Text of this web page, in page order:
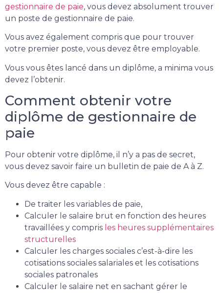
gestionnaire de paie, vous devez absolument trouver
un poste de gestionnaire de paie.
Vous avez également compris que pour trouver
votre premier poste, vous devez être employable.
Vous vous êtes lancé dans un diplôme, a minima vous
devez l’obtenir.
Comment obtenir votre
diplôme de gestionnaire de
paie
Pour obtenir votre diplôme, il n’y a pas de secret,
vous devez savoir faire un bulletin de paie de A à Z.
Vous devez être capable :
De traiter les variables de paie,
Calculer le salaire brut en fonction des heures
travaillées y compris les heures supplémentaires
structurelles
Calculer les charges sociales c’est-à-dire les
cotisations sociales salariales et les cotisations
sociales patronales
Calculer le salaire net en sachant gérer le